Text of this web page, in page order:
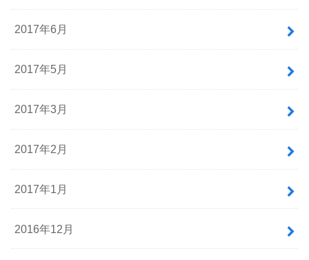
2017年6月
2017年5月
2017年3月
2017年2月
2017年1月
2016年12月